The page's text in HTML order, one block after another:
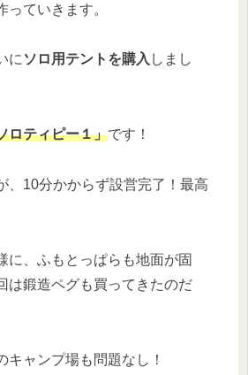
っていきます。
に ソロ用テントを購入 しまし
ロティピー１」です！
、10分かからず設営完了！最高
に、ふもとっぱらも地面が固
は鍛造ペグも買ってきたのだ
キャンプ場も問題なし！